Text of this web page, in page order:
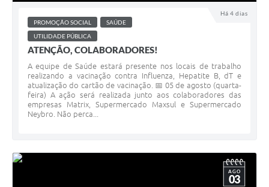
Há 4 dias
PROMOÇÃO SOCIAL
SAÚDE
UTILIDADE PÚBLICA
ATENÇÃO, COLABORADORES!
A equipe de Saúde estará presente nos locais de trabalho
realizando a vacinação contra Influenza, Hepatite B, dT e
atualização do cartão de vacinação. 📅 05 de agosto (quarta-
feira) A ação será realizada junto aos colaboradores das
empresas Matrix, Supermercado Maxsul e Supermercado
Neybro. Não perca...
AGO
03